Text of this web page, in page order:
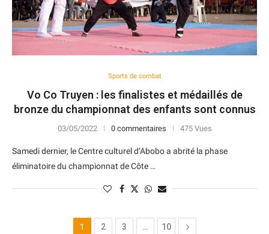
Sports de combat
Vo Co Truyen : les finalistes et médaillés de
bronze du championnat des enfants sont connus
03/05/2022 0 commentaires 475 Vues
Samedi dernier, le Centre culturel d’Abobo a abrité la phase
éliminatoire du championnat de Côte …
1 2 3 … 10